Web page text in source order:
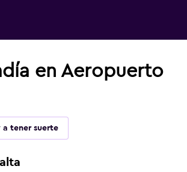
en Aeropuerto
a tener suerte